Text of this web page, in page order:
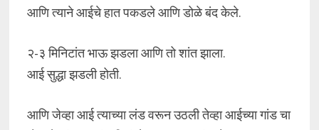
आणि त्याने आईचे हात पकडले आणि डोळे बंद केले.
२-३ मिनिटांत भाऊ झडला आणि तो शांत झाला.
आई सुद्धा झडली होती.
आणि जेव्हा आई त्याच्या लंड वरून उठली तेव्हा आईच्या गांड चा